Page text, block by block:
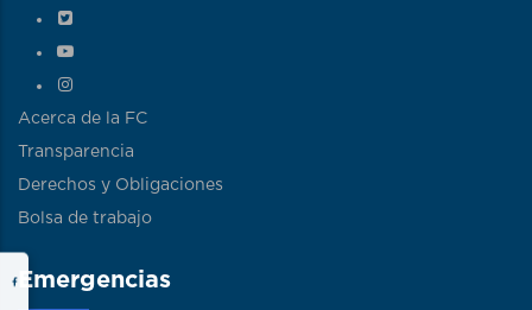
Acerca de la FC
Transparencia
Derechos y Obligaciones
Bolsa de trabajo
Emergencias